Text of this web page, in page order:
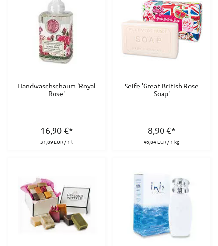
Handwaschschaum 'Royal
Rose'
16,90€*
31,89 EUR / 1 l
Seife 'Great British Rose
Soap'
8,90€*
46,84 EUR / 1 kg